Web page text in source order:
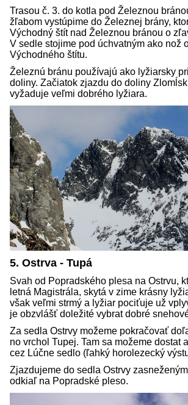
Trasou č. 3. do kotla pod Železnou
žľabom vystúpime do Železnej brány,
Východný štít nad Železnou bránou o
V sedle stojime pod úchvatným ako nož
Východného štítu.
Železnú bránu používajú ako lyžiarsky
doliny. Začiatok zjazdu do doliny
vyžaduje veľmi dobrého lyžiara.
5. Ostrva - Tupá
Svah od Popradského plesa na Ostrvu,
letná Magistrála, skytá v zime krásny
však veľmi strmý a lyžiar pociťuje už
je obzvlášť doležité vybrat dobré
Za sedla Ostrvy možeme pokračovať
no vrchol Tupej. Tam sa možeme dostat
cez Lúčne sedlo (ľahký horolezecký
Zjazdujeme do sedla Ostrvy
odkiaľ na Popradské pleso.